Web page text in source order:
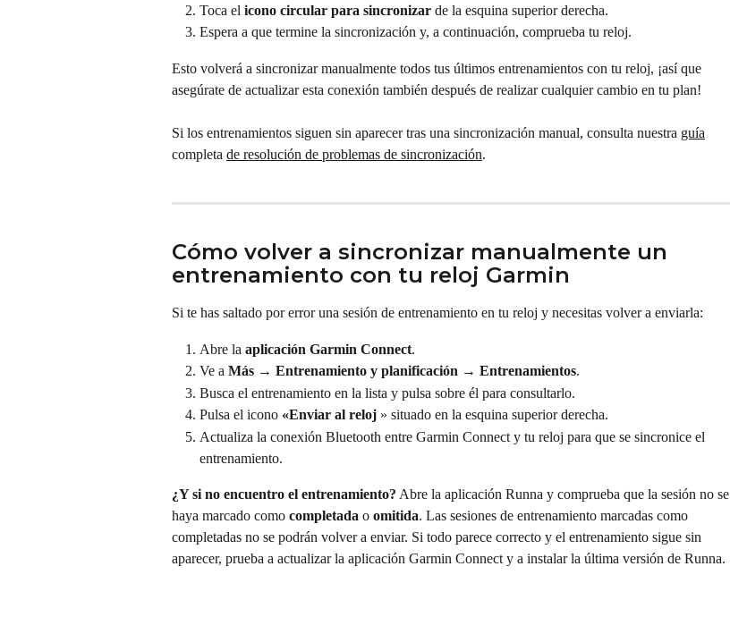
Toca el icono circular para sincronizar de la esquina superior derecha.
Espera a que termine la sincronización y, a continuación, comprueba tu reloj.
Esto volverá a sincronizar manualmente todos tus últimos entrenamientos con tu reloj, ¡así que
asegúrate de actualizar esta conexión también después de realizar cualquier cambio en tu plan!
Si los entrenamientos siguen sin aparecer tras una sincronización manual, consulta nuestra guía
completa de resolución de problemas de sincronización.
Cómo volver a sincronizar manualmente un
entrenamiento con tu reloj Garmin
Si te has saltado por error una sesión de entrenamiento en tu reloj y necesitas volver a enviarla:
Abre la aplicación Garmin Connect.
Ve a Más → Entrenamiento y planificación → Entrenamientos.
Busca el entrenamiento en la lista y pulsa sobre él para consultarlo.
Pulsa el icono «Enviar al reloj » situado en la esquina superior derecha.
Actualiza la conexión Bluetooth entre Garmin Connect y tu reloj para que se sincronice el
entrenamiento.
¿Y si no encuentro el entrenamiento? Abre la aplicación Runna y comprueba que la sesión no se
haya marcado como completada o omitida. Las sesiones de entrenamiento marcadas como
completadas no se podrán volver a enviar. Si todo parece correcto y el entrenamiento sigue sin
aparecer, prueba a actualizar la aplicación Garmin Connect y a instalar la última versión de Runna.